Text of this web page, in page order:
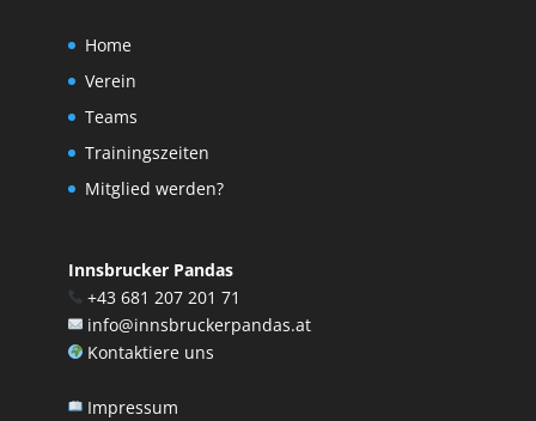
Home
Verein
Teams
Trainingszeiten
Mitglied werden?
Innsbrucker Pandas
+43 681 207 201 71
info@innsbruckerpandas.at
Kontaktiere uns
Impressum